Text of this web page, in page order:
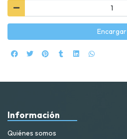
Encargar
Información
Quiénes somos